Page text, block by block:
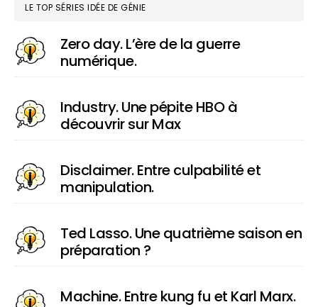
LE TOP SÉRIES IDÉE DE GÉNIE
Zero day. L’ère de la guerre
numérique.
Industry. Une pépite HBO à
découvrir sur Max
Disclaimer. Entre culpabilité et
manipulation.
Ted Lasso. Une quatrième saison en
préparation ?
Machine. Entre kung fu et Karl Marx.